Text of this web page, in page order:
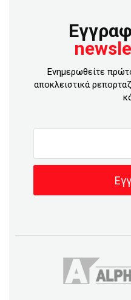
Ενημερωθείτε
αποκλειστικά